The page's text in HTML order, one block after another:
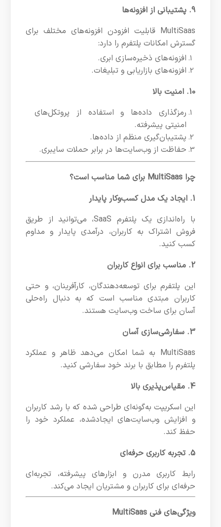
9. پشتیبانی از افزونه‌ها
MultiSaas قابلیت افزودن افزونه‌های مختلف برای
گسترش امکانات پلتفرم را دارد:
افزونه‌های ذخیره‌سازی ابری.
افزونه‌های بازاریابی و تبلیغات.
10. امنیت بالا
رمزگذاری داده‌ها و استفاده از پروتکل‌های
امنیتی پیشرفته.
پشتیبان‌گیری منظم از داده‌ها.
حفاظت از وب‌سایت‌ها در برابر حملات سایبری.
چرا MultiSaas برای شما مناسب است؟
1. ایجاد یک مدل کسب‌وکار پایدار
با راه‌اندازی یک پلتفرم SaaS، می‌توانید از طریق
فروش اشتراک به کاربران، درآمدی پایدار و مداوم
کسب کنید.
2. مناسب برای انواع کاربران
این پلتفرم برای توسعه‌دهندگان، کارآفرینان، و حتی
کاربران مبتدی مناسب است که به دنبال راه‌حلی
آسان برای ساخت وب‌سایت هستند.
3. سفارشی‌سازی آسان
MultiSaas به شما امکان می‌دهد ظاهر و عملکرد
پلتفرم را مطابق با برند خود سفارشی کنید.
4. مقیاس‌پذیری بالا
این اسکریپت به‌گونه‌ای طراحی شده که با رشد کاربران
و افزایش وب‌سایت‌های ایجادشده، عملکرد خود را
حفظ کند.
5. تجربه کاربری حرفه‌ای
رابط کاربری مدرن و ابزارهای پیشرفته، تجربه‌ای
حرفه‌ای برای کاربران و مشتریان ایجاد می‌کند.
ویژگی‌های فنی MultiSaas